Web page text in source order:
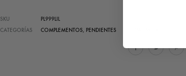
SKU
PL999LIL
CATEGORÍAS
COMPLEMENTOS, PENDIENTES